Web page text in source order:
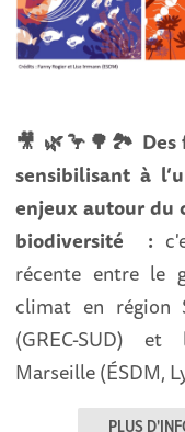
🎥 🌿🦩🌳🏞 Des
sensibilisant à
enjeux autour du
biodiversité :
récente entre le
climat en région
(GREC-SUD) et
Marseille (ÉSDM,
PLUS